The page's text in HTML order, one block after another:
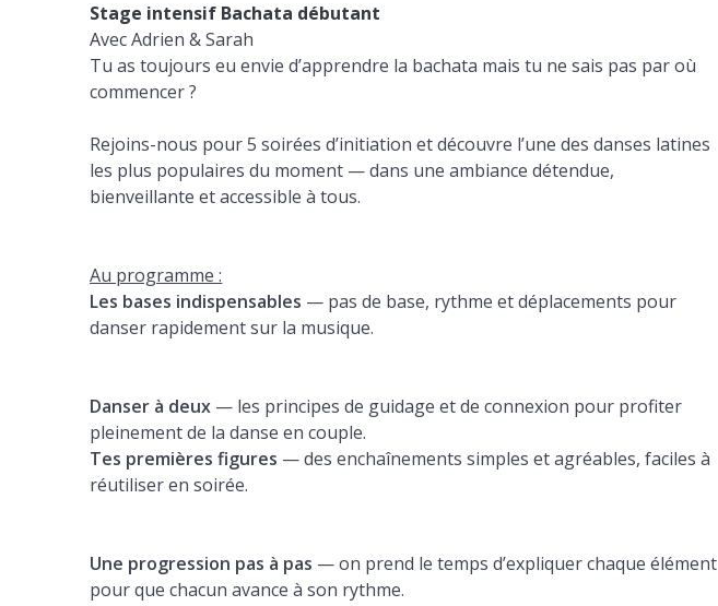
Stage intensif Bachata débutant
Avec Adrien & Sarah
Tu as toujours eu envie d’apprendre la bachata mais tu ne sais pas par où
commencer ?
Rejoins-nous pour 5 soirées d’initiation et découvre l’une des danses latines
les plus populaires du moment — dans une ambiance détendue,
bienveillante et accessible à tous.
Au programme :
Les bases indispensables — pas de base, rythme et déplacements pour
danser rapidement sur la musique.
Danser à deux — les principes de guidage et de connexion pour profiter
pleinement de la danse en couple.
Tes premières figures — des enchaînements simples et agréables, faciles à
réutiliser en soirée.
Une progression pas à pas — on prend le temps d’expliquer chaque élément
pour que chacun avance à son rythme.